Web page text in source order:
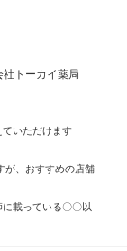
トーカイ薬局
ていただけます
が、おすすめの店舗
に載っている〇〇以